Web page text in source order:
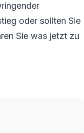
oder sollten Sie
Sie was jetzt zu